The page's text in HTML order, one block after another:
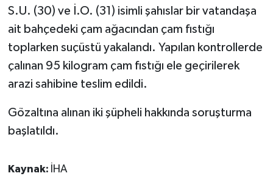
S.U. (30) ve İ.O. (31) isimli şahıslar bir vatandaşa
ait bahçedeki çam ağacından çam fıstığı
toplarken suçüstü yakalandı. Yapılan kontrollerde
çalınan 95 kilogram çam fıstığı ele geçirilerek
arazi sahibine teslim edildi.
Gözaltına alınan iki şüpheli hakkında soruşturma
başlatıldı.
Kaynak: İHA